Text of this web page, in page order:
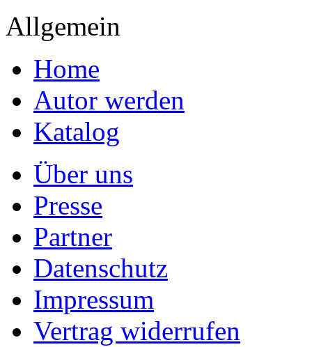
Allgemein
Home
Autor werden
Katalog
Über uns
Presse
Partner
Datenschutz
Impressum
Vertrag widerrufen